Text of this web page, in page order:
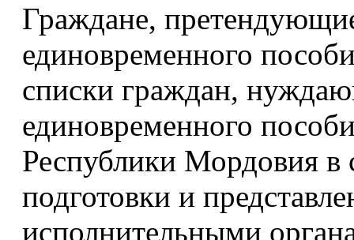
Граждане,
единовременного
списки граждан,
единовременного
Республики Мордовия в
подготовки и
исполнительными